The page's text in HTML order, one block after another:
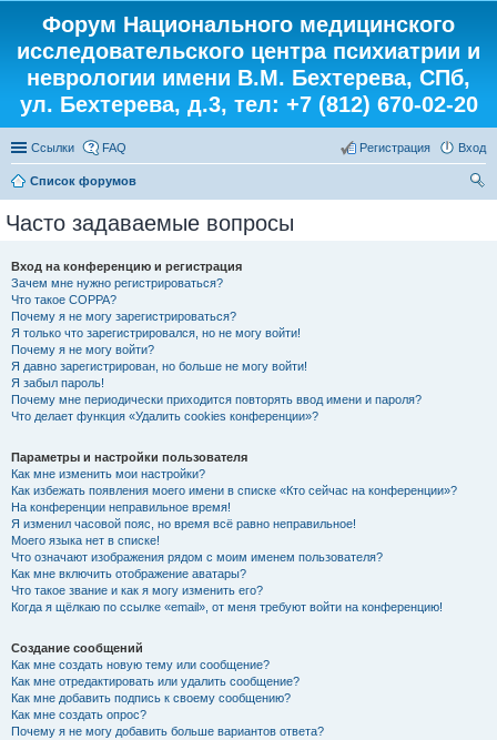
Форум Национального медицинского
исследовательского центра психиатрии и
неврологии имени В.М. Бехтерева, СПб,
ул. Бехтерева, д.3, тел: +7 (812) 670-02-20
Ссылки FAQ Вход
Регистрация
Список форумов
Часто задаваемые вопросы
Вход на конференцию и регистрация
Зачем мне нужно регистрироваться?
Что такое COPPA?
Почему я не могу зарегистрироваться?
Я только что зарегистрировался, но не могу войти!
Почему я не могу войти?
Я давно зарегистрирован, но больше не могу войти!
Я забыл пароль!
Почему мне периодически приходится повторять ввод имени и пароля?
Что делает функция «Удалить cookies конференции»?
Параметры и настройки пользователя
Как мне изменить мои настройки?
Как избежать появления моего имени в списке «Кто сейчас на конференции»?
На конференции неправильное время!
Я изменил часовой пояс, но время всё равно неправильное!
Моего языка нет в списке!
Что означают изображения рядом с моим именем пользователя?
Как мне включить отображение аватары?
Что такое звание и как я могу изменить его?
Когда я щёлкаю по ссылке «email», от меня требуют войти на конференцию!
Создание сообщений
Как мне создать новую тему или сообщение?
Как мне отредактировать или удалить сообщение?
Как мне добавить подпись к своему сообщению?
Как мне создать опрос?
Почему я не могу добавить больше вариантов ответа?